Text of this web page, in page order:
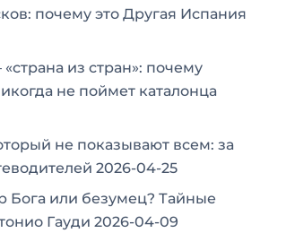
почему это Другая Испания
из стран»: почему
не поймет каталонца
не показывают всем: за
2026-04-25
Бога или безумец? Тайные
Гауди 2026-04-09